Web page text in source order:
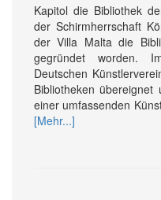
Kapitol die Bibliothek
der Schirmherrschaft
der Villa Malta die
gegründet worden.
Deutschen
Bibliotheken
einer umfassenden
[Mehr...]